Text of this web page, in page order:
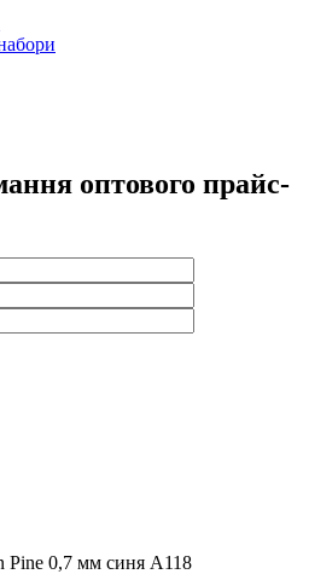
оптового прайс-
Pine 0,7 мм синя A118